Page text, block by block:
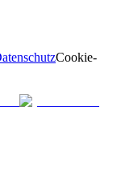
Cookie-